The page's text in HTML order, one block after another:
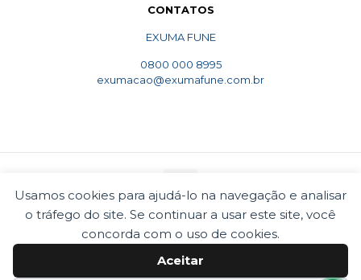
Usamos cookies para ajudá-lo na navegação e analisar
o tráfego do site. Se continuar a usar este site, você
concorda com o uso de cookies.
Aceitar
CONTATOS
EXUMA FUNE
0800 000 8995
exumacao@exumafune.com.br
© 2010 Exumafune. Todos direitos reservados- Ligue
0800 000 8995. Exumações de ossos em todo o Brasil.
Termos e condições
Politica de privacidade